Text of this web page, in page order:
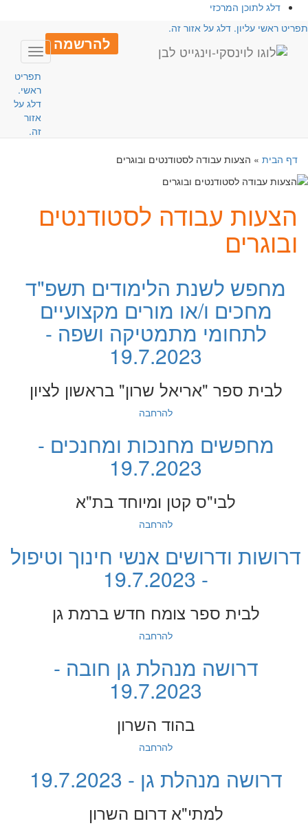
דלג לתוכן המרכזי
ראשי עליון. דלג על אזור זה.
להרשמה
Toggle
תפריט
ראשי.
דלג על
אזור
זה.
דף הבית» הצעות עבודה לסטודנטים ובוגרים
הצעות עבודה לסטודנטים
ובוגרים
מחפש לשנת הלימודים תשפ"ד
מחכים ו/או מורים מקצועיים
לתחומי מתמטיקה ושפה -
19.7.2023
לבית ספר "אריאל שרון" בראשון לציון
להרחבה
מחפשים מחנכות ומחנכים -
19.7.2023
לבי"ס קטן ומיוחד בת"א
להרחבה
דרושות ודרושים אנשי חינוך וטיפול
- 19.7.2023
לבית ספר צומח חדש ברמת גן
להרחבה
דרושה מנהלת גן חובה -
19.7.2023
בהוד השרון
להרחבה
דרושה מנהלת גן - 19.7.2023
למתי"א דרום השרון